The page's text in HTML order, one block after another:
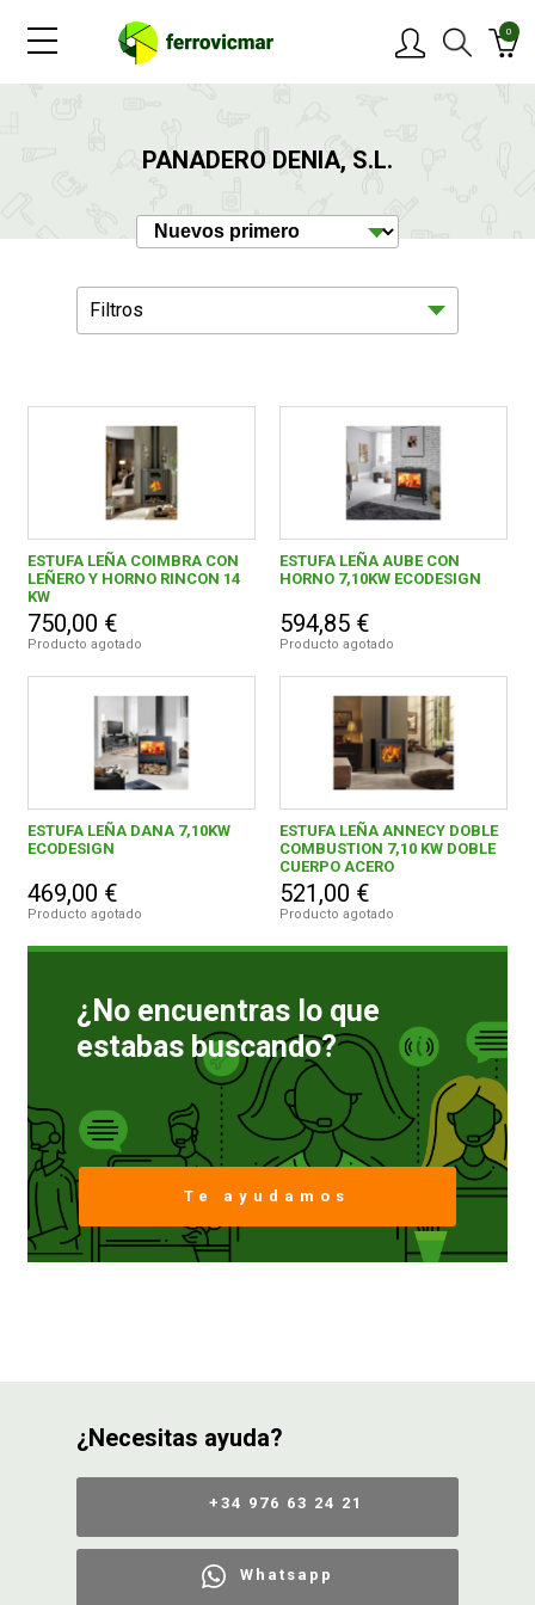
0
PANADERO DENIA, S.L.
Filtros
Climatización
400,00 € - 499,99 € 1
500,00 € - 599,99 € 2
700,00 € y superior 1
PANADERO DENIA, S.L. 4
ESTUFA LEÑA COIMBRA CON
LEÑERO Y HORNO RINCON 14
KW
750,00 €
Producto agotado
ESTUFA LEÑA AUBE CON
HORNO 7,10KW ECODESIGN
594,85 €
Producto agotado
ESTUFA LEÑA DANA 7,10KW
ECODESIGN
469,00 €
Producto agotado
ESTUFA LEÑA ANNECY DOBLE
COMBUSTION 7,10 KW DOBLE
CUERPO ACERO
521,00 €
Producto agotado
¿No encuentras lo que
estabas buscando?
Te ayudamos
¿Necesitas ayuda?
+34 976 63 24 21
Whatsapp
OFERTAS
NOVEDADES
BLOG
CONTACTAR
CATÁLOGOS
GUÍAS
ENVÍOS
FORMAS DE PAGO
CONDICIONES